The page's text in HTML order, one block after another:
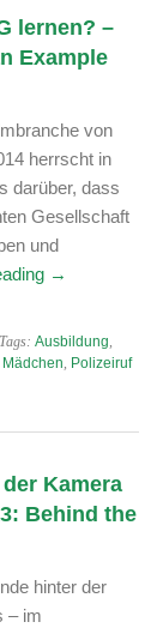
lernen? –
Example
von
herrscht in
darüber, dass
Gesellschaft
und
→
Tags: Ausbildung,
Mädchen, Polizeiruf
Kamera
Behind the
hinter der
– im